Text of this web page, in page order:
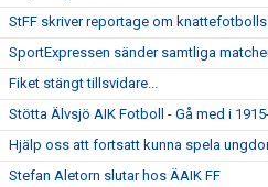
StFF skriver reportage om
SportExpressen sänder samtliga
Fiket stängt tillsvidare...
Stötta Älvsjö AIK Fotboll - Gå med i
Hjälp oss att fortsatt kunna spela
Stefan Aletorn slutar hos ÄAIK FF